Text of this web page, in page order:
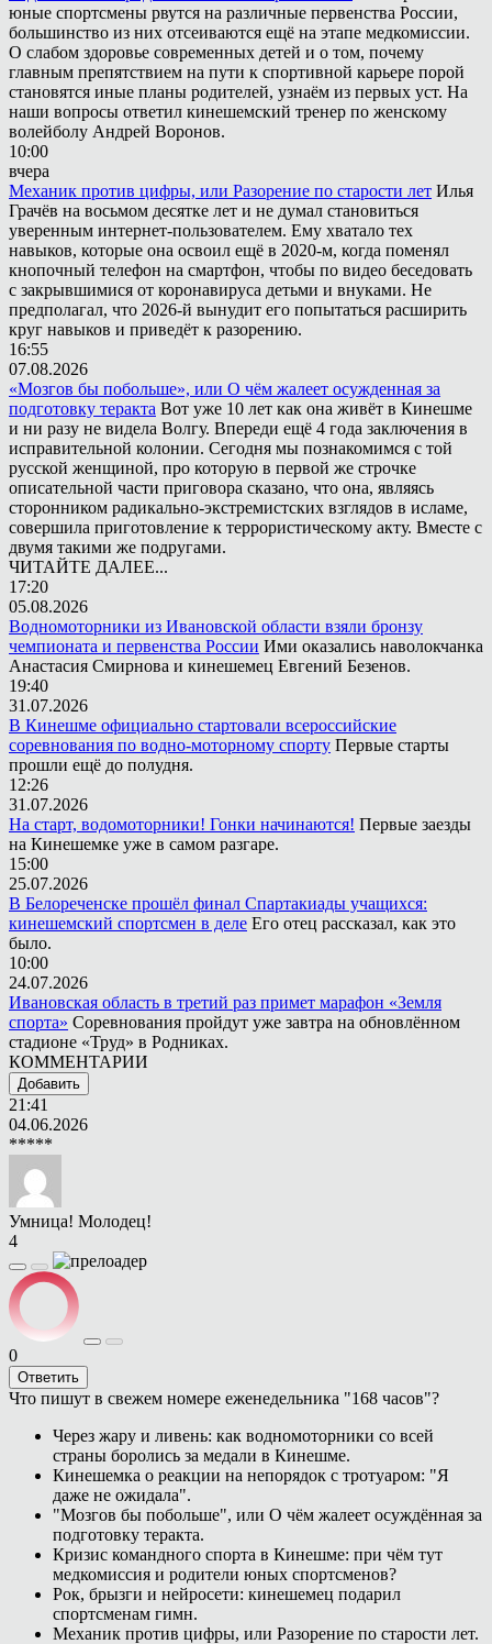
юные спортсмены рвутся на различные первенства России,
большинство из них отсеиваются ещё на этапе медкомиссии.
О слабом здоровье современных детей и о том, почему
главным препятствием на пути к спортивной карьере порой
становятся иные планы родителей, узнаём из первых уст. На
наши вопросы ответил кинешемский тренер по женскому
волейболу Андрей Воронов.
10:00
вчера
Механик против цифры, или Разорение по старости лет Илья
Грачёв на восьмом десятке лет и не думал становиться
уверенным интернет-пользователем. Ему хватало тех
навыков, которые она освоил ещё в 2020-м, когда поменял
кнопочный телефон на смартфон, чтобы по видео беседовать
с закрывшимися от коронавируса детьми и внуками. Не
предполагал, что 2026-й вынудит его попытаться расширить
круг навыков и приведёт к разорению.
16:55
07.08.2026
«Мозгов бы побольше», или О чём жалеет осужденная за
подготовку теракта Вот уже 10 лет как она живёт в Кинешме
и ни разу не видела Волгу. Впереди ещё 4 года заключения в
исправительной колонии. Сегодня мы познакомимся с той
русской женщиной, про которую в первой же строчке
описательной части приговора сказано, что она, являясь
сторонником радикально-экстремистских взглядов в исламе,
совершила приготовление к террористическому акту. Вместе с
двумя такими же подругами.
ЧИТАЙТЕ ДАЛЕЕ...
17:20
05.08.2026
Водномоторники из Ивановской области взяли бронзу
чемпионата и первенства России Ими оказались наволокчанка
Анастасия Смирнова и кинешемец Евгений Безенов.
19:40
31.07.2026
В Кинешме официально стартовали всероссийские
соревнования по водно-моторному спорту Первые старты
прошли ещё до полудня.
12:26
31.07.2026
На старт, водомоторники! Гонки начинаются! Первые заезды
на Кинешемке уже в самом разгаре.
15:00
25.07.2026
В Белореченске прошёл финал Спартакиады учащихся:
кинешемский спортсмен в деле Его отец рассказал, как это
было.
10:00
24.07.2026
Ивановская область в третий раз примет марафон «Земля
спорта» Соревнования пройдут уже завтра на обновлённом
стадионе «Труд» в Родниках.
КОММЕНТАРИИ
Добавить
21:41
04.06.2026
*****
Умница! Молодец!
4
0
Ответить
Что пишут в свежем номере еженедельника "168 часов"?
Через жару и ливень: как водномоторники со всей
страны боролись за медали в Кинешме.
Кинешемка о реакции на непорядок с тротуаром: "Я
даже не ожидала".
"Мозгов бы побольше", или О чём жалеет осуждённая за
подготовку теракта.
Кризис командного спорта в Кинешме: при чём тут
медкомиссия и родители юных спортсменов?
Рок, брызги и нейросети: кинешемец подарил
спортсменам гимн.
Механик против цифры, или Разорение по старости лет.